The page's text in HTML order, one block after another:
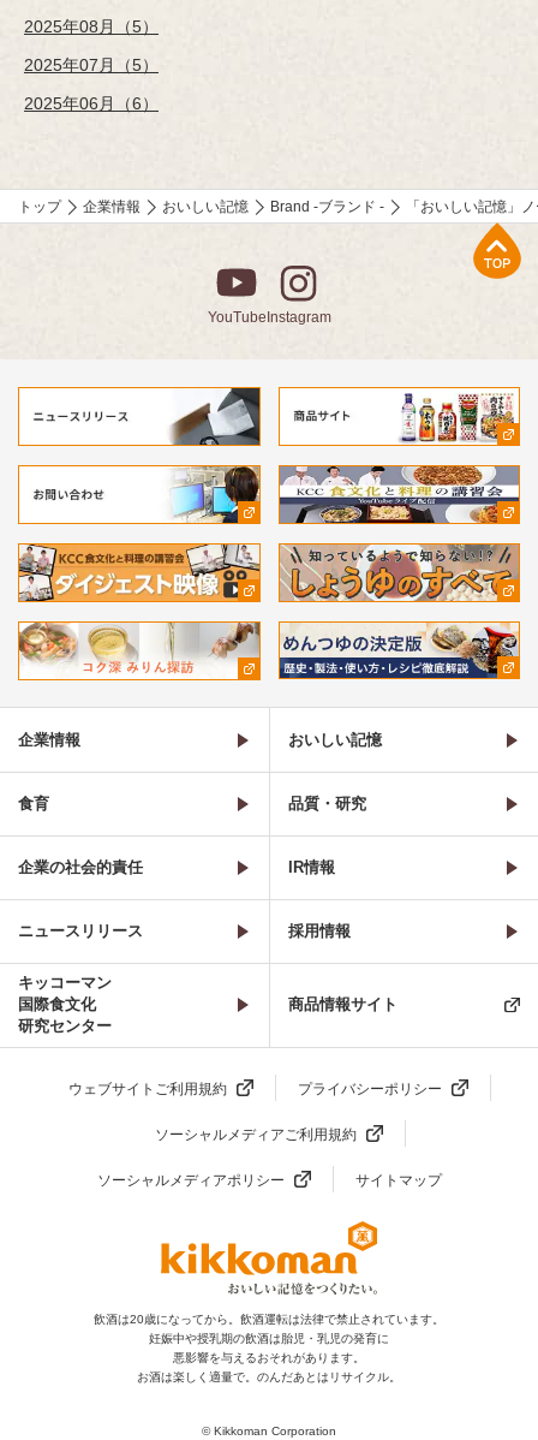
2025年08月（5）
2025年07月（5）
2025年06月（6）
トップ 企業情報 おいしい記憶 Brand -ブランド - 「おいしい記憶」
YouTube Instagram
企業情報 おいしい記憶
食育 品質・研究
企業の社会的責任 IR情報
ニュースリリース 採用情報
キッコーマン
国際食文化
研究センター
商品情報サイト
ウェブサイトご利用規約 プライバシーポリシー
ソーシャルメディアご利用規約
ソーシャルメディアポリシー サイトマップ
飲酒は20歳になってから。飲酒運転は法律で禁止されています。
妊娠中や授乳期の飲酒は胎児・乳児の発育に
悪影響を与えるおそれがあります。
お酒は楽しく適量で。のんだあとはリサイクル。
© Kikkoman Corporation